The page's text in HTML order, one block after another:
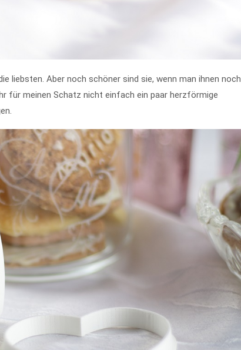
liebsten. Aber noch schöner sind sie, wenn man ihnen noch
für meinen Schatz nicht einfach ein paar herzförmige